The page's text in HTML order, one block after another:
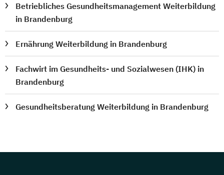
Betriebliches Gesundheitsmanagement Weiterbildung
in Brandenburg
Ernährung Weiterbildung in Brandenburg
Fachwirt im Gesundheits- und Sozialwesen (IHK) in
Brandenburg
Gesundheitsberatung Weiterbildung in Brandenburg